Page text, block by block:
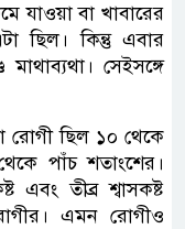
যাওয়া বা খাবারের
ছিল। কিন্তু এবার
সেইসঙ্গে
রোগী ছিল ১০ থেকে
পাঁচ শতাংশের।
এবং তীব্র শ্বাসকষ্ট
এমন রোগীও